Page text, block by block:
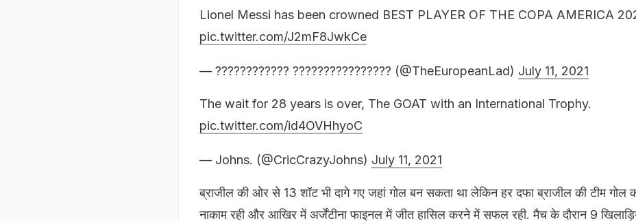
Lionel Messi has been crowned BEST PLAYER OF THE COPA AMERICA
pic.twitter.com/J2mF8JwkCe
— ???????????? ???????????????? (@TheEuropeanLad) July 11, 2021
The wait for 28 years is over, The GOAT with an International Trophy.
pic.twitter.com/id4OVHhyoC
— Johns. (@CricCrazyJohns) July 11, 2021
ब्राजील की ओर से 13 शॉट भी दागे गए जहां गोल बन सकता था लेकिन हर दफा ब्राजील की टीम गोल
नाकाम रही और आखिर में अर्जेंटीना फाइनल में जीत हासिल करने में सफल रही. मैच के दौरान 9